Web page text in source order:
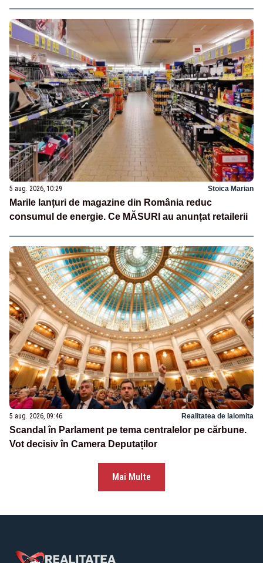
5 aug. 2026, 10:29 Stoica Marian
Marile lanțuri de magazine din România reduc
consumul de energie. Ce MĂSURI au anunțat retailerii
5 aug. 2026, 09:46 Realitatea de Ialomita
Scandal în Parlament pe tema centralelor pe cărbune.
Vot decisiv în Camera Deputaților
Mai Multe